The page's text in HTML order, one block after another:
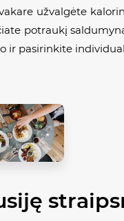
užvalgėte
potraukį
ir pasirinkite